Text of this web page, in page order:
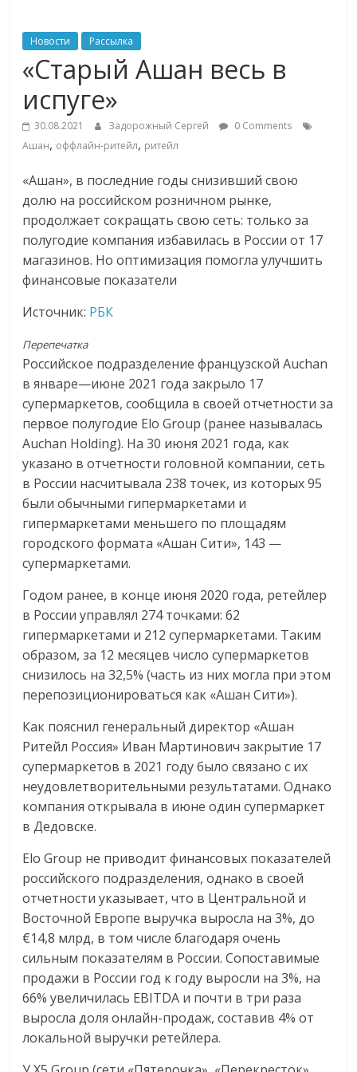
ритейле,
логистике,
технологиях,
соцсетях
Портал
об
онлайн-
торговле,
сервисах
ритейле,
логистике,
технологиях,
соцсетях.
Нам
важно,
как
знать
как
Сеть
меняет
жизнь
обсудить
эти
изменения
читателем.
Новости Рассылка
«Старый Ашан весь в
испуге»
30.08.2021 Задорожный Сергей
0 Comments
Ашан, оффлайн-ритейл, ритейл
«Ашан», в последние годы снизивший свою
долю на российском розничном рынке,
продолжает сокращать свою сеть: только за
полугодие компания избавилась в России от 17
магазинов. Но оптимизация помогла улучшить
финансовые показатели
Источник: РБК
Перепечатка
Российское подразделение французской Auchan
в январе—июне 2021 года закрыло 17
супермаркетов, сообщила в своей отчетности за
первое полугодие Elo Group (ранее называлась
Auchan Holding). На 30 июня 2021 года, как
указано в отчетности головной компании, сеть
в России насчитывала 238 точек, из которых 95
были обычными гипермаркетами и
гипермаркетами меньшего по площадям
городского формата «Ашан Сити», 143 —
супермаркетами.
Годом ранее, в конце июня 2020 года, ретейлер
в России управлял 274 точками: 62
гипермаркетами и 212 супермаркетами. Таким
образом, за 12 месяцев число супермаркетов
снизилось на 32,5% (часть из них могла при этом
перепозиционироваться как «Ашан Сити»).
Как пояснил генеральный директор «Ашан
Ритейл Россия» Иван Мартинович закрытие 17
супермаркетов в 2021 году было связано с их
неудовлетворительными результатами. Однако
компания открывала в июне один супермаркет
в Дедовске.
Elo Group не приводит финансовых показателей
российского подразделения, однако в своей
отчетности указывает, что в Центральной и
Восточной Европе выручка выросла на 3%, до
€14,8 млрд, в том числе благодаря очень
сильным показателям в России. Сопоставимые
продажи в России год к году выросли на 3%, на
66% увеличилась EBITDA и почти в три раза
выросла доля онлайн-продаж, составив 4% от
локальной выручки ретейлера.